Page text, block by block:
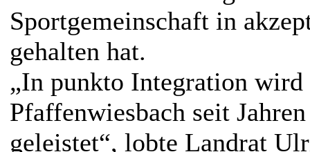
Sportgemeinschaft in
gehalten hat.
„In punkto Integration wird
Pfaffenwiesbach seit
geleistet“, lobte Landrat